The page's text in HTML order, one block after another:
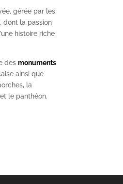
gérée par les
dont la passion
histoire riche
des monuments
ainsi que
la
le panthéon.